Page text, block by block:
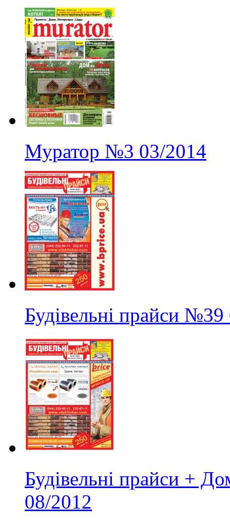
Муратор №3 03/2014
Будівельні прайси №39
Будівельні прайси +
08/2012